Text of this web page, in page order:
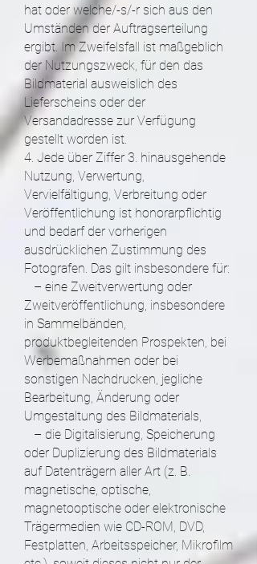
hat oder welche/-s/-r sich aus den
Umständen der Auftragserteilung
ergibt. Im Zweifelsfall ist maßgeblich
der Nutzungszweck, für den das
Bildmaterial ausweislich des
Lieferscheins oder der
Versandadresse zur Verfügung
gestellt worden ist.
4. Jede über Ziffer 3. hinausgehende
Nutzung, Verwertung,
Vervielfältigung, Verbreitung oder
Veröffentlichung ist honorarpflichtig
und bedarf der vorherigen
ausdrücklichen Zustimmung des
Fotografen. Das gilt insbesondere für:
– eine Zweitverwertung oder
Zweitveröffentlichung, insbesondere
in Sammelbänden,
produktbegleitenden Prospekten, bei
Werbemaßnahmen oder bei
sonstigen Nachdrucken, jegliche
Bearbeitung, Änderung oder
Umgestaltung des Bildmaterials,
– die Digitalisierung, Speicherung
oder Duplizierung des Bildmaterials
auf Datenträgern aller Art (z. B.
magnetische, optische,
magnetooptische oder elektronische
Trägermedien wie CD-ROM, DVD,
Festplatten, Arbeitsspeicher, Mikrofilm